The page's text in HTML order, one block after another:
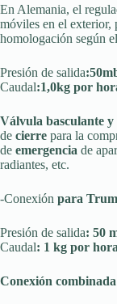
En Alemania, el
móviles en el exterior,
homologación según
Presión de salida
Caudal:1,0kg por
Válvula basculante y
de cierre para la
de emergencia de
radiantes, etc.
-Conexión para
Presión de salida: 50
Caudal: 1 kg por hora
Conexión